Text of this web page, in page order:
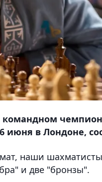
командном
июня в Лондоне,
наши
и две "бронзы".